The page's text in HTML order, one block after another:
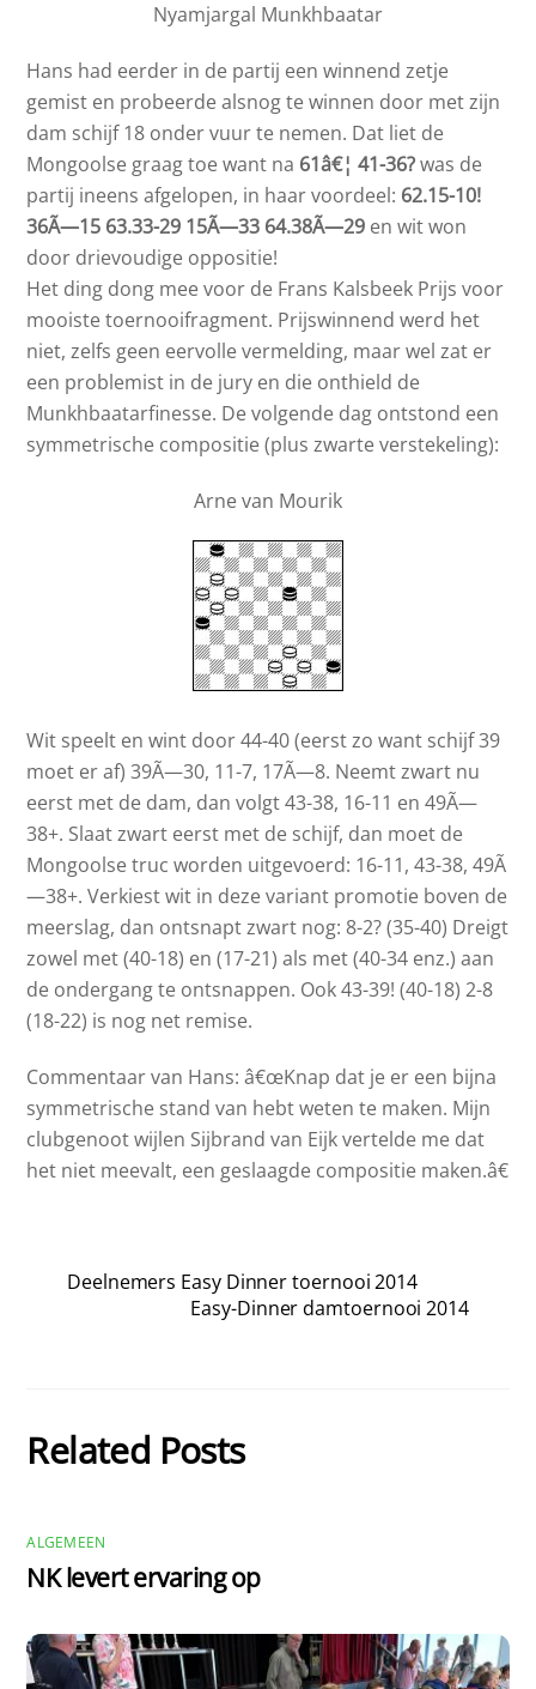
Nyamjargal Munkhbaatar
Hans had eerder in de partij een winnend zetje
gemist en probeerde alsnog te winnen door met zijn
dam schijf 18 onder vuur te nemen. Dat liet de
Mongoolse graag toe want na 61â€¦ 41-36?was de
partij ineens afgelopen, in haar voordeel: 62.15-10!
36Ã—15 63.33-29 15Ã—33 64.38Ã—29 en wit won
door drievoudige oppositie!
Het ding dong mee voor de Frans Kalsbeek Prijs voor
mooiste toernooifragment. Prijswinnend werd het
niet, zelfs geen eervolle vermelding, maar wel zat er
een problemist in de jury en die onthield de
Munkhbaatarfinesse. De volgende dag ontstond een
symmetrische compositie (plus zwarte verstekeling):
Arne van Mourik
Wit speelt en wint door 44-40 (eerst zo want schijf 39
moet er af) 39Ã—30, 11-7, 17Ã—8. Neemt zwart nu
eerst met de dam, dan volgt 43-38, 16-11 en 49Ã—
38+. Slaat zwart eerst met de schijf, dan moet de
Mongoolse truc worden uitgevoerd: 16-11, 43-38, 49Ã
—38+. Verkiest wit in deze variant promotie boven de
meerslag, dan ontsnapt zwart nog: 8-2? (35-40) Dreigt
zowel met (40-18) en (17-21) als met (40-34 enz.) aan
de ondergang te ontsnappen. Ook 43-39! (40-18) 2-8
(18-22) is nog net remise.
Commentaar van Hans: â€œKnap dat je er een bijna
symmetrische stand van hebt weten te maken. Mijn
clubgenoot wijlen Sijbrand van Eijk vertelde me dat
het niet meevalt, een geslaagde compositie maken.â€
Deelnemers Easy Dinner toernooi 2014
Easy-Dinner damtoernooi 2014
Related Posts
ALGEMEEN
NK levert ervaring op